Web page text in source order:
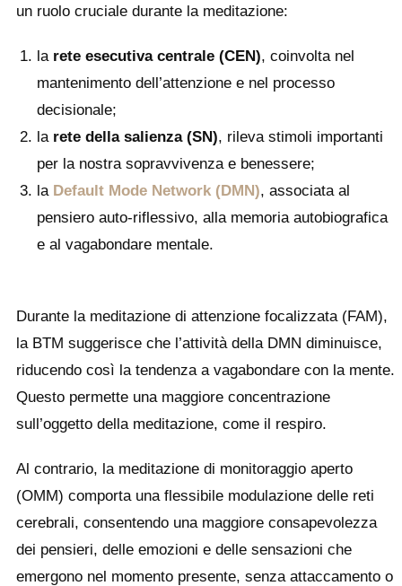
un ruolo cruciale durante la meditazione:
la rete esecutiva centrale (CEN), coinvolta nel
mantenimento dell’attenzione e nel processo
decisionale;
la rete della salienza (SN), rileva stimoli importanti
per la nostra sopravvivenza e benessere;
la Default Mode Network (DMN), associata al
pensiero auto-riflessivo, alla memoria autobiografica
e al vagabondare mentale.
Durante la meditazione di attenzione focalizzata (FAM),
la BTM suggerisce che l’attività della DMN diminuisce,
riducendo così la tendenza a vagabondare con la mente.
Questo permette una maggiore concentrazione
sull’oggetto della meditazione, come il respiro.
Al contrario, la meditazione di monitoraggio aperto
(OMM) comporta una flessibile modulazione delle reti
cerebrali, consentendo una maggiore consapevolezza
dei pensieri, delle emozioni e delle sensazioni che
emergono nel momento presente, senza attaccamento o